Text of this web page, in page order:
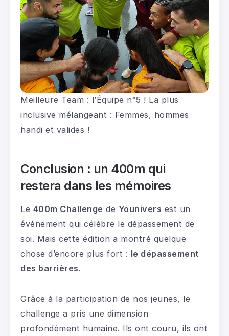
Meilleure Team : l’Équipe n°5 ! La plus
inclusive mélangeant : Femmes, hommes
handi et valides !
Conclusion : un 400m qui
restera dans les mémoires
Le 400m Challenge de Younivers est un
événement qui célèbre le dépassement de
soi. Mais cette édition a montré quelque
chose d’encore plus fort : le dépassement
des barrières.
Grâce à la participation de nos jeunes, le
challenge a pris une dimension
profondément humaine. Ils ont couru, ils ont